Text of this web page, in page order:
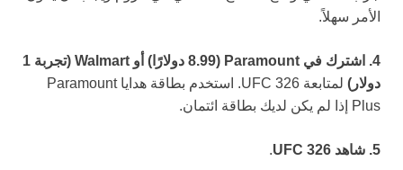
الأمر سهلاً.
4. اشترك في Paramount (8.99 دولارًا) أو Walmart (تجربة 1
دولار)
لمتابعة UFC 326. استخدم بطاقة هدايا Paramount
Plus إذا لم يكن لديك بطاقة ائتمان.
5. شاهد UFC 326 .